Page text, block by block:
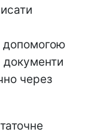
допомогою
документи
через